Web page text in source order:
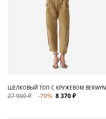
ШЕЛКОВЫЙ ТОП С КРУЖЕВОМ BERWYN
27 900 ₽ -70% 8 370 ₽